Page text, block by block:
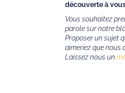
découverte à
Vous souhaitez
parole sur notre
Proposer un sujet
aimeriez que nous
Laissez nous un